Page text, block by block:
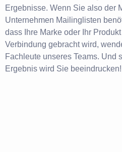
Ergebnisse. Wenn Sie also der
Unternehmen Mailinglisten
dass Ihre Marke oder Ihr
Verbindung gebracht wird,
Fachleute unseres Teams. Und
Ergebnis wird Sie beeindrucken!